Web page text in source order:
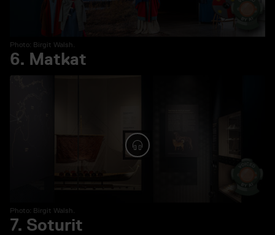
Photo: Birgit Walsh.
6. Matkat
Photo: Birgit Walsh.
Spela ljud: 6. Matkat
7. Soturit